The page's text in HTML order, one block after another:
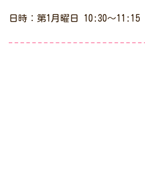
日時：第1月曜日 10:30～11:15